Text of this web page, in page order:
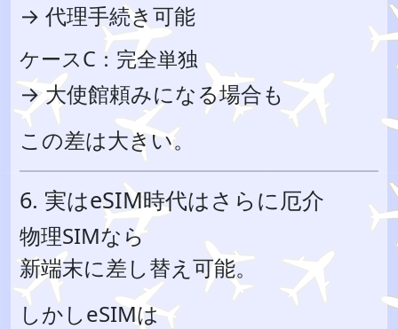
→ 代理手続き可能
ケースC：完全単独
→ 大使館頼みになる場合も
この差は大きい。
6. 実はeSIM時代はさらに厄介
物理SIMなら
新端末に差し替え可能。
しかしeSIMは